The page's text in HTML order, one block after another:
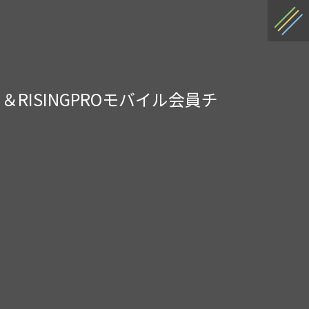
RISINGPROモバイル会員チ